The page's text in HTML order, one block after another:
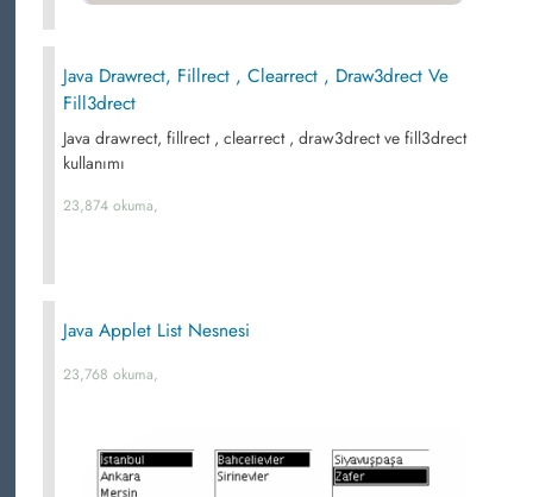
Java Drawrect, Fillrect , Clearrect , Draw3drect Ve
Fill3drect
Java drawrect, fillrect , clearrect , draw3drect ve fill3drect
kullanımı
23,874 okuma,
Java Applet List Nesnesi
23,768 okuma,